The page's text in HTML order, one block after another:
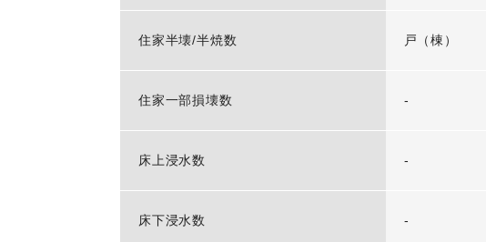
住家半壊/半焼数 戸（棟）
住家一部損壊数 -
床上浸水数 -
床下浸水数 -